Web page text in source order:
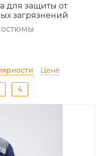
для защиты от
загрязнений
Цене
4